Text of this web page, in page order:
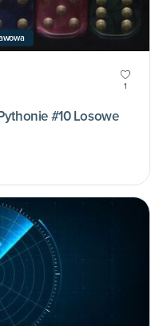
1
#10 Losowe